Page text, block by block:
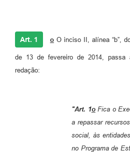
Art. 1 o O inciso II, alínea “b”,
de 13 de fevereiro de 2014, passa
redação:
"Art. 1o Fica o
a repassar
social, às
no Programa de